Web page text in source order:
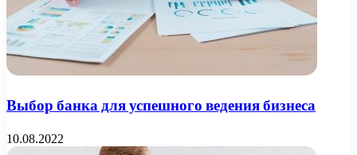
Выбор банка для успешного ведения бизнеса
10.08.2022